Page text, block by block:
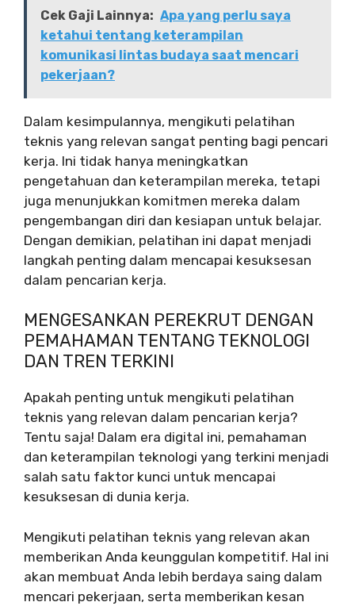
Cek Gaji Lainnya: Apa yang perlu saya
ketahui tentang keterampilan
komunikasi lintas budaya saat mencari
pekerjaan?
Dalam kesimpulannya, mengikuti pelatihan
teknis yang relevan sangat penting bagi pencari
kerja. Ini tidak hanya meningkatkan
pengetahuan dan keterampilan mereka, tetapi
juga menunjukkan komitmen mereka dalam
pengembangan diri dan kesiapan untuk belajar.
Dengan demikian, pelatihan ini dapat menjadi
langkah penting dalam mencapai kesuksesan
dalam pencarian kerja.
MENGESANKAN PEREKRUT DENGAN
PEMAHAMAN TENTANG TEKNOLOGI
DAN TREN TERKINI
Apakah penting untuk mengikuti pelatihan
teknis yang relevan dalam pencarian kerja?
Tentu saja! Dalam era digital ini, pemahaman
dan keterampilan teknologi yang terkini menjadi
salah satu faktor kunci untuk mencapai
kesuksesan di dunia kerja.
Mengikuti pelatihan teknis yang relevan akan
memberikan Anda keunggulan kompetitif. Hal ini
akan membuat Anda lebih berdaya saing dalam
mencari pekerjaan, serta memberikan kesan